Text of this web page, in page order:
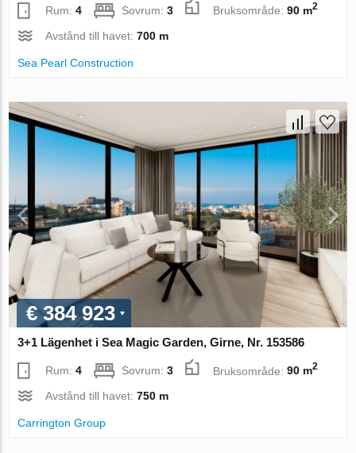
Rum:4 Sovrum:3 Bruksområde:90 m2
Avstånd till havet:700 m
Sea Pearl Construction
€ 384 923
3+1 Lägenhet i Sea Magic Garden, Girne, Nr. 153586
Rum:4 Sovrum:3 Bruksområde:90 m2
Avstånd till havet:750 m
Carrington Group